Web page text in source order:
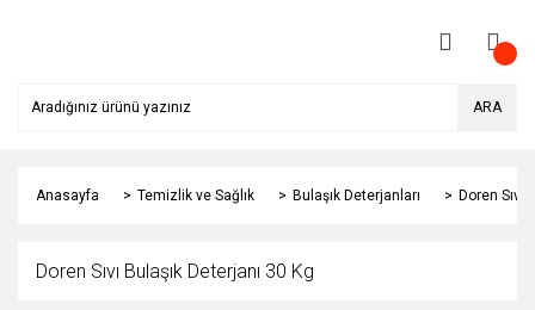
ARA
Anasayfa Temizlik ve Sağlık Bulaşık Deterjanları Doren Sıvı
Doren Sıvı Bulaşık Deterjanı 30 Kg